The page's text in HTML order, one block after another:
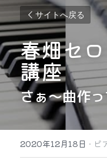
サイトへ戻る
春畑セ
講座
さぁ〜曲作
2020年12月18日 · ピ